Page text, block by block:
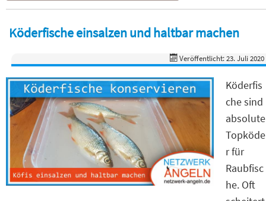
Köderfische einsalzen und haltbar machen
Veröffentlicht: 23. Juli 2020
Köderfis
che sind
absolute
Topköde
r für
Raubfisc
he. Oft